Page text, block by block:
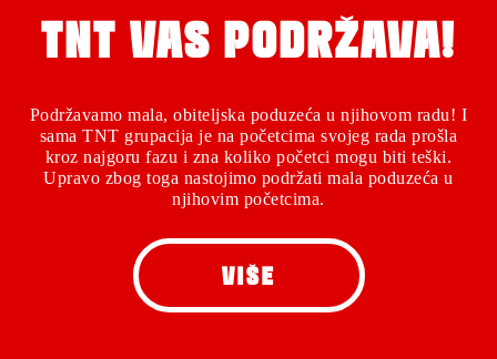
TNT VAS PODRŽAVA!
Podržavamo mala, obiteljska poduzeća u njihovom radu! I
sama TNT grupacija je na početcima svojeg rada prošla
kroz najgoru fazu i zna koliko početci mogu biti teški.
Upravo zbog toga nastojimo podržati mala poduzeća u
njihovim početcima.
VIŠE